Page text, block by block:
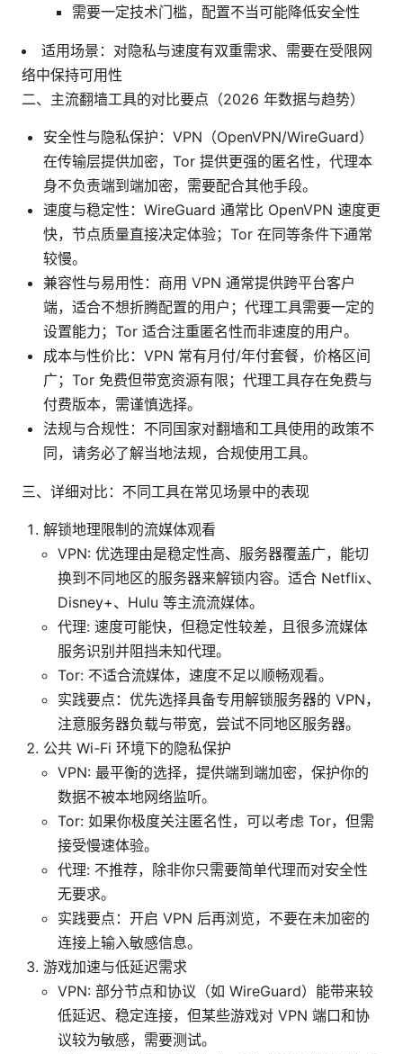
需要一定技术门槛，配置不当可能降低安全性
适用场景：对隐私与速度有双重需求、需要在受限网
络中保持可用性
二、主流翻墙工具的对比要点（2026 年数据与趋势）
安全性与隐私保护：VPN（OpenVPN/WireGuard）
在传输层提供加密，Tor 提供更强的匿名性，代理本
身不负责端到端加密，需要配合其他手段。
速度与稳定性：WireGuard 通常比 OpenVPN 速度更
快，节点质量直接决定体验；Tor 在同等条件下通常
较慢。
兼容性与易用性：商用 VPN 通常提供跨平台客户
端，适合不想折腾配置的用户；代理工具需要一定的
设置能力；Tor 适合注重匿名性而非速度的用户。
成本与性价比：VPN 常有月付/年付套餐，价格区间
广；Tor 免费但带宽资源有限；代理工具存在免费与
付费版本，需谨慎选择。
法规与合规性：不同国家对翻墙和工具使用的政策不
同，请务必了解当地法规，合规使用工具。
三、详细对比：不同工具在常见场景中的表现
解锁地理限制的流媒体观看
VPN: 优选理由是稳定性高、服务器覆盖广，能切
换到不同地区的服务器来解锁内容。适合 Netflix、
Disney+、Hulu 等主流流媒体。
代理: 速度可能快，但稳定性较差，且很多流媒体
服务识别并阻挡未知代理。
Tor: 不适合流媒体，速度不足以顺畅观看。
实践要点：优先选择具备专用解锁服务器的 VPN，
注意服务器负载与带宽，尝试不同地区服务器。
公共 Wi-Fi 环境下的隐私保护
VPN: 最平衡的选择，提供端到端加密，保护你的
数据不被本地网络监听。
Tor: 如果你极度关注匿名性，可以考虑 Tor，但需
接受慢速体验。
代理: 不推荐，除非你只需要简单代理而对安全性
无要求。
实践要点：开启 VPN 后再浏览，不要在未加密的
连接上输入敏感信息。
游戏加速与低延迟需求
VPN: 部分节点和协议（如 WireGuard）能带来较
低延迟、稳定连接，但某些游戏对 VPN 端口和协
议较为敏感，需要测试。